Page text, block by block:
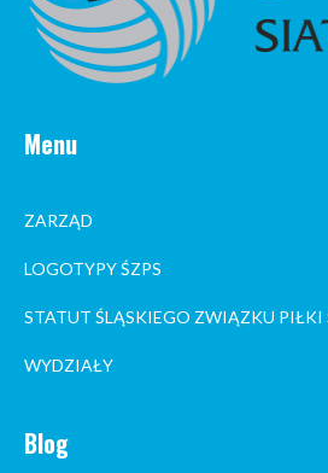
Menu
ZARZĄD
LOGOTYPY ŚZPS
STATUT ŚLĄSKIEGO ZWIĄZKU PIŁKI
WYDZIAŁY
Blog